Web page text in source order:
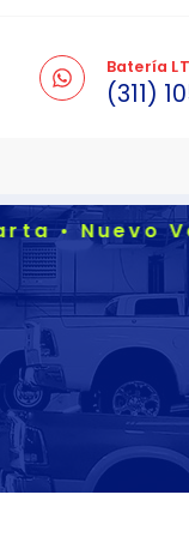
Batería
(311)